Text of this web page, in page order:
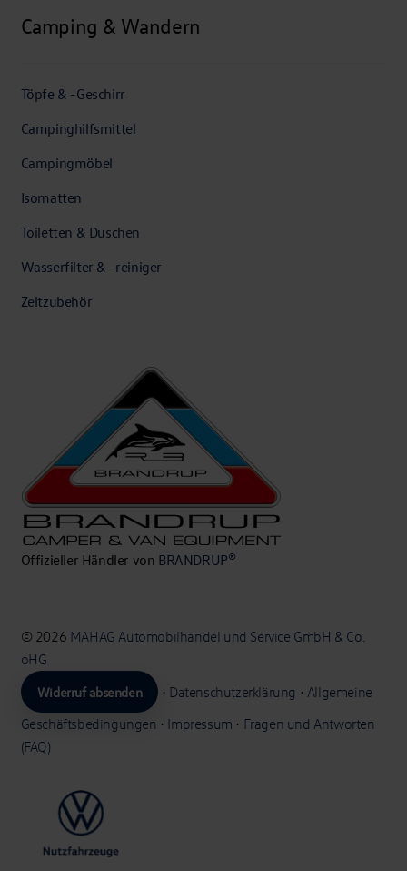
Camping & Wandern
Töpfe & -Geschirr
Campinghilfsmittel
Campingmöbel
Isomatten
Toiletten & Duschen
Wasserfilter & -reiniger
Zeltzubehör
Offizieller Händler von BRANDRUP®
© 2026 MAHAG Automobilhandel und Service GmbH & Co.
oHG
Widerruf absenden
• Datenschutzerklärung • Allgemeine
Geschäftsbedingungen • Impressum • Fragen und Antworten
(FAQ)